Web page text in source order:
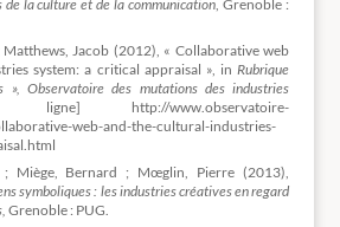
la culture et de la communication, Grenoble :
Jacob (2012), « Collaborative web
system: a critical appraisal », inRubrique
», Observatoire des mutations des industries
http://www.observatoire-
web-and-the-cultural-industries-
; Miège, Bernard ; Mœglin, Pierre (2013),
symboliques : les industries créatives en regard
Grenoble : PUG.